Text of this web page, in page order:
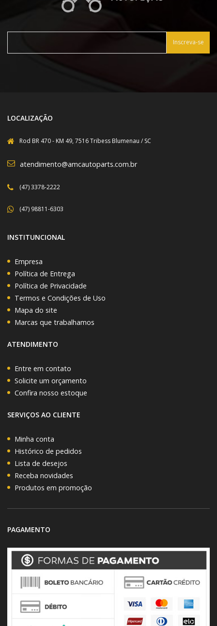
Inscreva-se
LOCALIZAÇÃO
Rod BR 470 - KM 49, 7516 Tribess Blumenau / SC
atendimento@amcautoparts.com.br
(47) 3378-2222
(47) 98811-6303
INSTITUNCIONAL
Empresa
Política de Entrega
Política de Privacidade
Termos e Condições de Uso
Mapa do site
Marcas que trabalhamos
ATENDIMENTO
Entre em contato
Solicite um orçamento
Confira nosso estoque
SERVIÇOS AO CLIENTE
Minha conta
Histórico de pedidos
Lista de desejos
Receba novidades
Produtos em promoção
PAGAMENTO